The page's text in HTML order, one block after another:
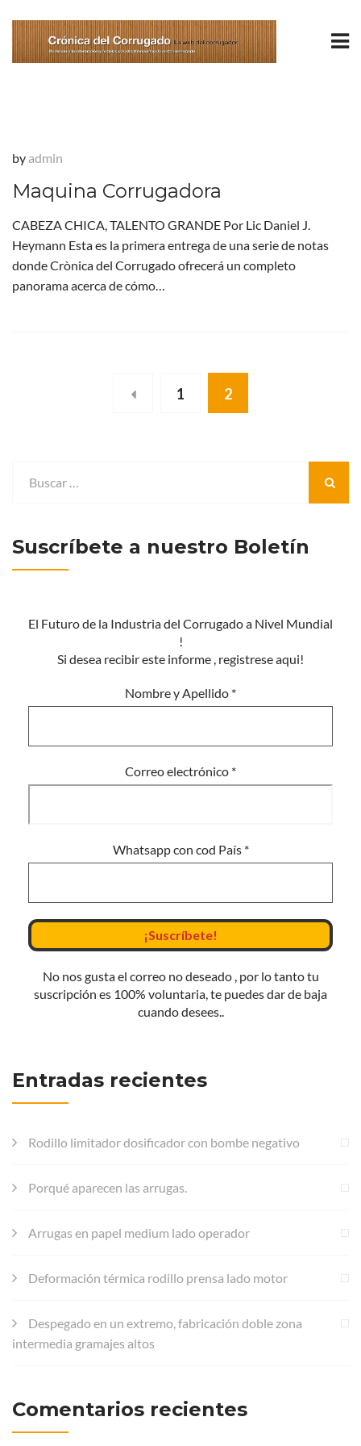
by admin
Maquina Corrugadora
CABEZA CHICA, TALENTO GRANDE Por Lic Daniel J.
Heymann Esta es la primera entrega de una serie de notas
donde Crònica del Corrugado ofrecerá un completo
panorama acerca de cómo…
1 2
Suscríbete a nuestro Boletín
El Futuro de la Industria del Corrugado a Nivel Mundial
!
Si desea recibir este informe , registrese aqui!
Nombre y Apellido *
Correo electrónico *
Whatsapp con cod País *
No nos gusta el correo no deseado , por lo tanto tu
suscripción es 100% voluntaria, te puedes dar de baja
cuando desees..
Entradas recientes
Rodillo limitador dosificador con bombe negativo
Porqué aparecen las arrugas.
Arrugas en papel medium lado operador
Deformación térmica rodillo prensa lado motor
Despegado en un extremo, fabricación doble zona
intermedia gramajes altos
Comentarios recientes